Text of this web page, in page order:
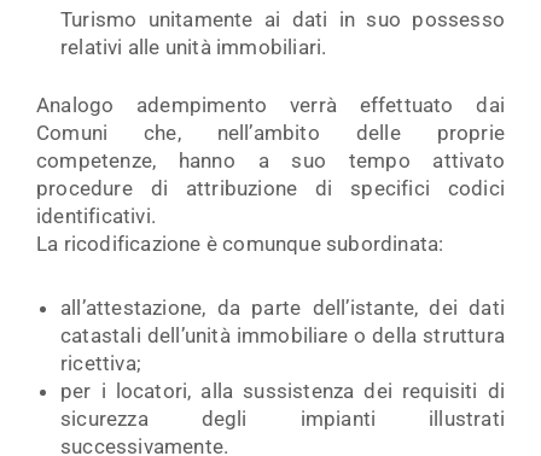
Turismo unitamente ai dati in suo possesso
relativi alle unità immobiliari.
Analogo adempimento verrà effettuato dai
Comuni che, nell’ambito delle proprie
competenze, hanno a suo tempo attivato
procedure di attribuzione di specifici codici
identificativi.
La ricodificazione è comunque subordinata:
all’attestazione, da parte dell’istante, dei dati
catastali dell’unità immobiliare o della struttura
ricettiva;
per i locatori, alla sussistenza dei requisiti di
sicurezza degli impianti illustrati
successivamente.